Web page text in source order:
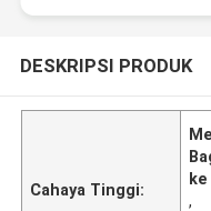
DESKRIPSI PRODUK
Cahaya Tinggi:
ke
,